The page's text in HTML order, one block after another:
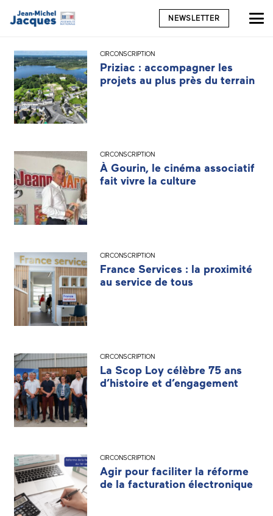
NEWSLETTER
CIRCONSCRIPTION
Priziac : accompagner les
projets au plus près du terrain
CIRCONSCRIPTION
À Gourin, le cinéma associatif
fait vivre la culture
CIRCONSCRIPTION
France Services : la proximité
au service de tous
CIRCONSCRIPTION
La Scop Loy célèbre 75 ans
d’histoire et d’engagement
CIRCONSCRIPTION
Agir pour faciliter la réforme
de la facturation électronique